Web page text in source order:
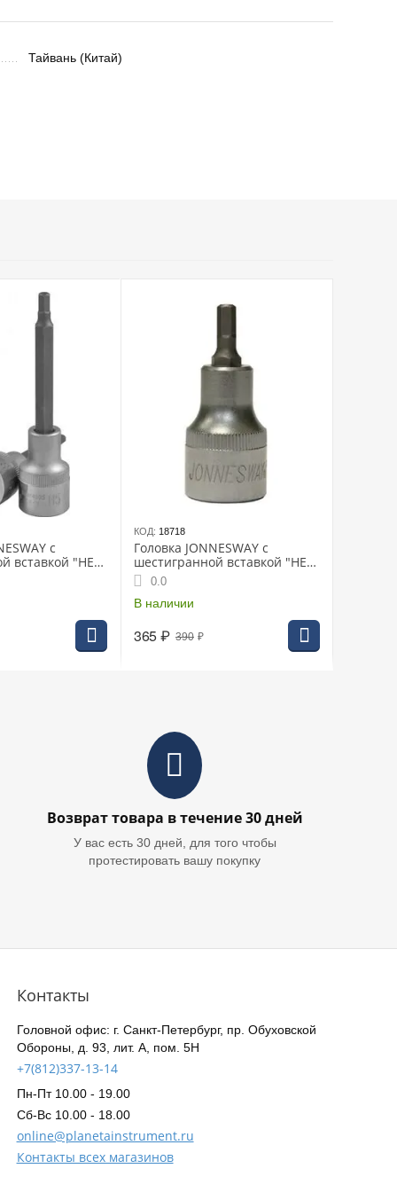
Тайвань (Китай)
с
вставкой "HEX"
(S09H4304)
КОД: 18718
Головка JONNESWAY с
шестигранной вставкой "HEX"
1/2" 4мм L-55мм (S09H404)
0.0
В наличии
390 ₽
365₽
Возврат товара в течение 30 дней
У вас есть 30 дней, для того чтобы
протестировать вашу покупку
Контакты
Головной офис: г. Санкт-Петербург, пр. Обуховской
Обороны, д. 93, лит. А, пом. 5Н
+7(812)337-13-14
Пн-Пт 10.00 - 19.00
Сб-Вс 10.00 - 18.00
online@planetainstrument.ru
Контакты всех магазинов